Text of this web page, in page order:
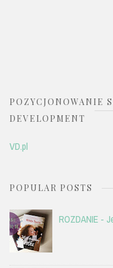
POZYCJONOWANIE
DEVELOPMENT
VD.pl
POPULAR POSTS
ROZDANIE -